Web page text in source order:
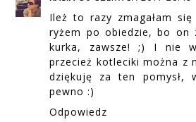
Ileż to razy zmagałam
ryżem po obiedzie, bo on
kurka, zawsze! ;) I nie
przecież kotleciki można z
dziękuję za ten pomysł,
pewno :)
Odpowiedz